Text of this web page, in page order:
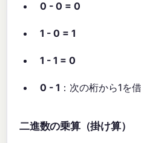
0 - 0 = 0
1 - 0 = 1
1 - 1 = 0
0 - 1 ：次の桁から1を
二進数の乗算（掛け算）